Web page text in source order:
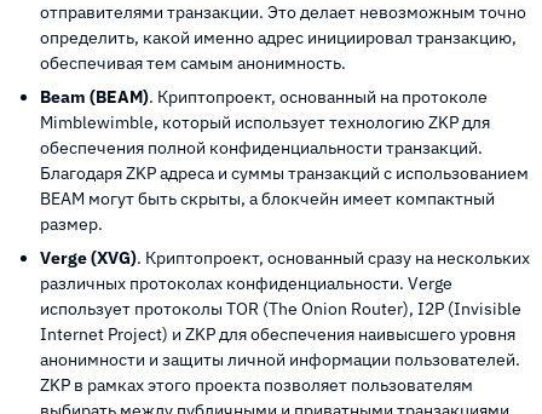
отправителями транзакции. Это делает невозможным точно
определить, какой именно адрес инициировал транзакцию,
обеспечивая тем самым анонимность.
Beam (BEAM). Криптопроект, основанный на протоколе
Mimblewimble, который использует технологию ZKP для
обеспечения полной конфиденциальности транзакций.
Благодаря ZKP адреса и суммы транзакций с использованием
BEAM могут быть скрыты, а блокчейн имеет компактный
размер.
Verge (XVG). Криптопроект, основанный сразу на нескольких
различных протоколах конфиденциальности. Verge
использует протоколы TOR (The Onion Router), I2P (Invisible
Internet Project) и ZKP для обеспечения наивысшего уровня
анонимности и защиты личной информации пользователей.
ZKP в рамках этого проекта позволяет пользователям